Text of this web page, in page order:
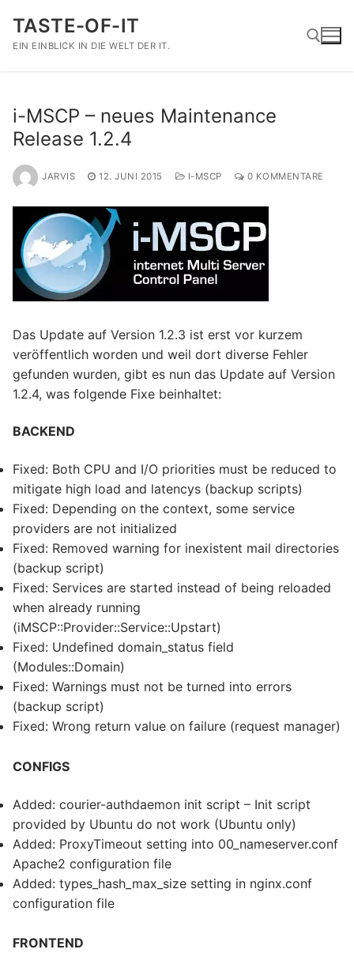
Inhalt
springen
TASTE-OF-IT
EIN EINBLICK IN DIE WELT DER IT.
i-MSCP – neues Maintenance
Release 1.2.4
JARVIS 12. JUNI 2015 I-MSCP 0 KOMMENTARE
Das Update auf Version 1.2.3 ist erst vor kurzem
veröffentlich worden und weil dort diverse Fehler
gefunden wurden, gibt es nun das Update auf Version
1.2.4, was folgende Fixe beinhaltet:
BACKEND
Fixed: Both CPU and I/O priorities must be reduced to
mitigate high load and latencys (backup scripts)
Fixed: Depending on the context, some service
providers are not initialized
Fixed: Removed warning for inexistent mail directories
(backup script)
Fixed: Services are started instead of being reloaded
when already running
(iMSCP::Provider::Service::Upstart)
Fixed: Undefined domain_status field
(Modules::Domain)
Fixed: Warnings must not be turned into errors
(backup script)
Fixed: Wrong return value on failure (request manager)
CONFIGS
Added: courier-authdaemon init script – Init script
provided by Ubuntu do not work (Ubuntu only)
Added: ProxyTimeout setting into 00_nameserver.conf
Apache2 configuration file
Added: types_hash_max_size setting in nginx.conf
configuration file
FRONTEND